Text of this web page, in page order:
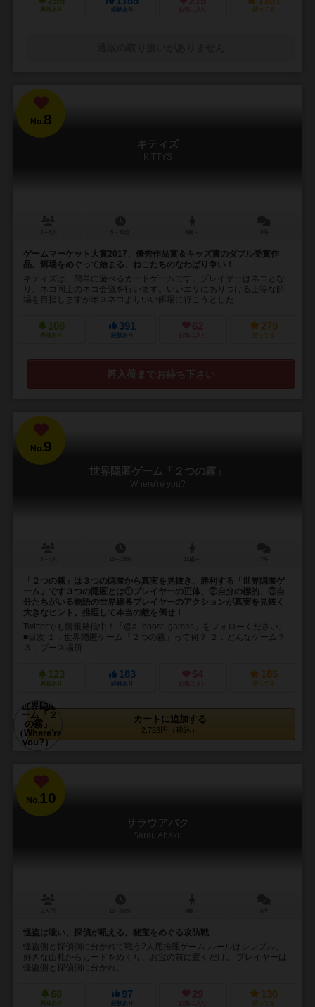
興味あり 経験あり お気に入り 持ってる
No.8
キティズ
KITTYS
ゲームマーケット大賞2017、優秀作品賞＆キッズ賞のダブル受賞作
品。餌場をめぐって始まる、ねこたちのなわばり争い！
キティズは、簡単に遊べるカードゲームです。プレイヤーはネコとな
り、ネコ同士のネコ会議を行います。いいエサにありつける上等な餌
場を目指しますがボスネコよりいい餌場に行こうとした...
108
興味あり
391
経験あり
62
お気に入り
279
持ってる
再入荷までお待ち下さい
No.9
世界隠匿ゲーム「２つの霧」
Where're you?
「２つの霧」は３つの隠匿から真実を見抜き、勝利する「世界隠匿ゲ
ーム」です３つの隠匿とは①プレイヤーの正体、②自分の標的、③自
分たちがいる物語の世界線各プレイヤーのアクションが真実を見抜く
大きなヒント。推理して本当の敵を倒せ！
Twitterでも情報発信中！「@a_boost_games」をフォローください。
■目次 １．世界隠匿ゲーム「２つの霧」って何？ ２．どんなゲーム？
３．ブース場所...
123
興味あり
183
経験あり
54
お気に入り
185
持ってる
カートに追加する
2,728円（税込）
No. 10
サラウアバク
Sarau Abaku
怪盗は嗤い、探偵が吼える。秘宝をめぐる攻防戦
怪盗側と探偵側に分かれて戦う2人用推理ゲーム ルールはシンプル。
好きな山札からカードをめくり、お宝の前に置くだけ。 プレイヤーは
怪盗側と探偵側に分かれ、 ...
68
興味あり
97
経験あり
29
お気に入り
130
持ってる